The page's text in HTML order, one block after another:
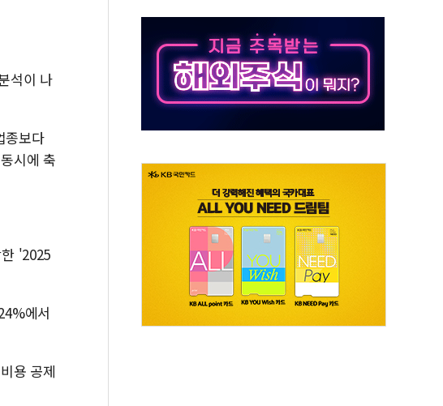
징주] 2차전지주 동반 강세…배터리3사 일제히 상승
티앤씨알오, 고려대 구로병원과 AI 정밀의료 협력
企 졸업해도 세제혜택 3년 더...중기부, '피터팬 증후군' 완화 나선다
징주] 엘앤에프, 흑자 전환·LFP 공급 본격화에 15%대 급등
석이 나
종보다
시에 축
'2025
에서
용 공제